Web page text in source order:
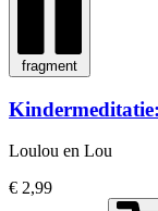
fragment
Loulou en Lou
€ 2,99